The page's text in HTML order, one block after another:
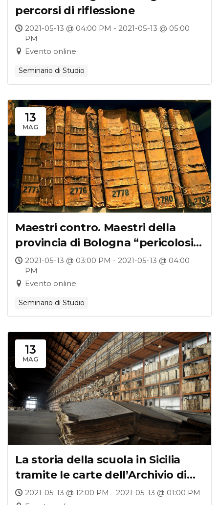
percorsi di riflessione
2021-05-13 @ 04:00 PM - 2021-05-13 @ 05:00
PM
Evento online
Seminario di Studio
13
MAG
Maestri contro. Maestri della
provincia di Bologna “pericolosi
per la sicurezza dello Stato”
2021-05-13 @ 03:00 PM - 2021-05-13 @ 04:00
PM
Evento online
Seminario di Studio
13
MAG
La storia della scuola in Sicilia
tramite le carte dell’Archivio di
Stato di Palermo (1861-1950)
2021-05-13 @ 12:00 PM - 2021-05-13 @ 01:00 PM